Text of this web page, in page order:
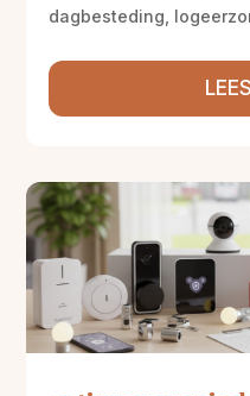
dagbesteding,